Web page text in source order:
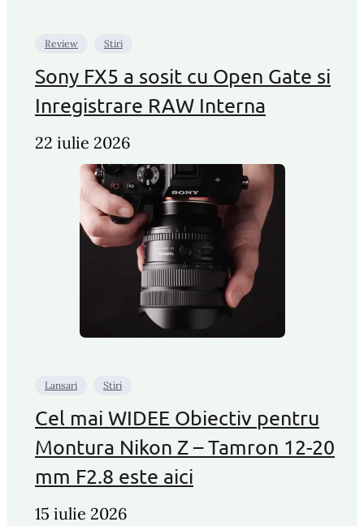
Review Stiri
Sony FX5 a sosit cu Open Gate si
Inregistrare RAW Interna
22 iulie 2026
Lansari Stiri
Cel mai WIDEE Obiectiv pentru
Montura Nikon Z – Tamron 12-20
mm F2.8 este aici
15 iulie 2026